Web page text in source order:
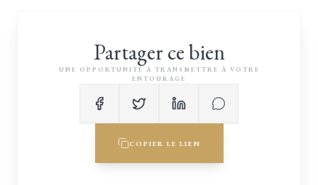
Partager ce bien
UNE OPPORTUNITÉ À TRANSMETTRE À VOTRE
ENTOURAGE
COPIER LE LIEN